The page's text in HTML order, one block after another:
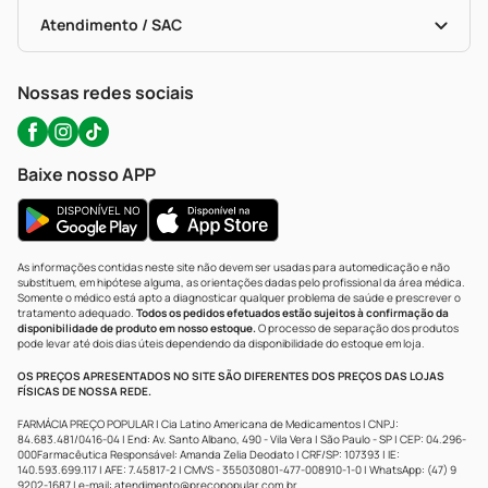
Políticas De Marketplace
Autoteste Covid-19
Certificado De Segurança
Portal Da Privacidade
Atendimento / SAC
WhatsApp (47) 9202-1687
Nossas redes sociais
Baixe nosso APP
As informações contidas neste site não devem ser usadas para automedicação e não
substituem, em hipótese alguma, as orientações dadas pelo profissional da área médica.
Somente o médico está apto a diagnosticar qualquer problema de saúde e prescrever o
tratamento adequado. Todos os pedidos efetuados estão sujeitos à confirmação da
disponibilidade de produto em nosso estoque.O processo de separação dos produtos
pode levar até dois dias úteis dependendo da disponibilidade do estoque em loja.
OS PREÇOS APRESENTADOS NO SITE SÃO DIFERENTES DOS PREÇOS DAS LOJAS
FÍSICAS DE NOSSA REDE.
FARMÁCIA PREÇO POPULAR | Cia Latino Americana de Medicamentos | CNPJ:
84.683.481/0416-04 | End: Av. Santo Albano, 490 - Vila Vera | São Paulo - SP | CEP: 04.296-
000Farmacêutica Responsável: Amanda Zelia Deodato | CRF/SP: 107393 | IE:
140.593.699.117 | AFE: 7.45817-2 | CMVS - 355030801-477-008910-1-0 | WhatsApp: (47) 9
9202-1687 | e-mail: atendimento@precopopular.com.br.